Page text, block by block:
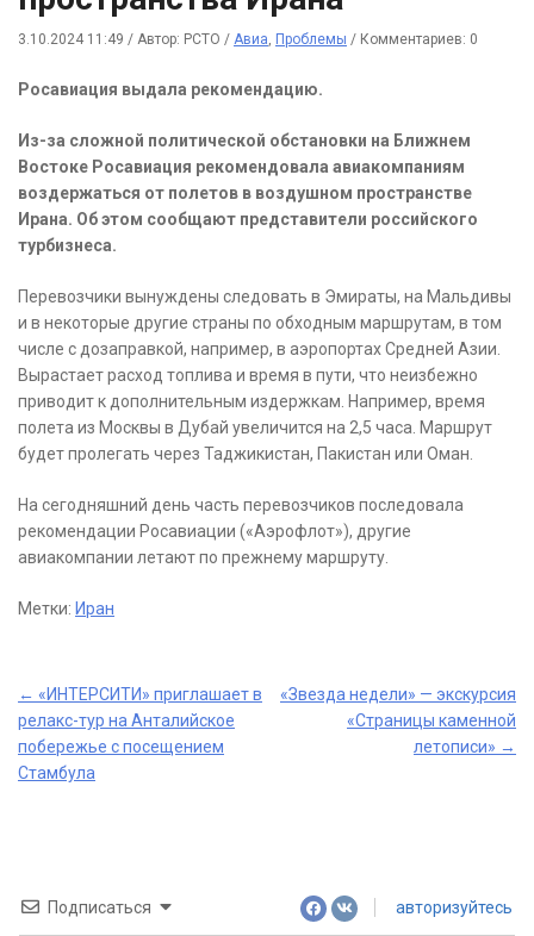
3.10.2024 11:49 / Автор: РСТО / Авиа, Проблемы / Комментариев: 0
Росавиация выдала рекомендацию.
Из-за сложной политической обстановки на Ближнем
Востоке Росавиация рекомендовала авиакомпаниям
воздержаться от полетов в воздушном пространстве
Ирана. Об этом сообщают представители российского
турбизнеса.
Перевозчики вынуждены следовать в Эмираты, на Мальдивы
и в некоторые другие страны по обходным маршрутам, в том
числе с дозаправкой, например, в аэропортах Средней Азии.
Вырастает расход топлива и время в пути, что неизбежно
приводит к дополнительным издержкам. Например, время
полета из Москвы в Дубай увеличится на 2,5 часа. Маршрут
будет пролегать через Таджикистан, Пакистан или Оман.
На сегодняшний день часть перевозчиков последовала
рекомендации Росавиации («Аэрофлот»), другие
авиакомпании летают по прежнему маршруту.
Метки: Иран
Post
navigation
← «ИНТЕРСИТИ» приглашает в
релакс-тур на Анталийское
побережье с посещением
Стамбула
«Звезда недели» — экскурсия
«Страницы каменной
летописи» →
Подписаться авторизуйтесь